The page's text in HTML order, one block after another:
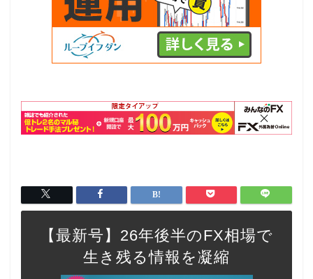
【最新号】26年後半のFX相場で
生き残る情報を凝縮